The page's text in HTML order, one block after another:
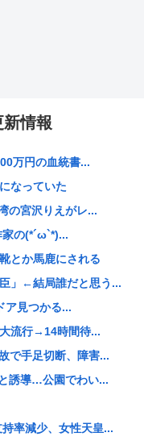
情報
万円の血統書...
なっていた
の宮沢りえがレ...
家の(*´ω`*)...
とか馬鹿にされる
」←結局誰だと思う...
ア見つかる...
流行→14時間待...
で手足切断、障害...
誘導…公園でわい...
率減少、女性天皇...